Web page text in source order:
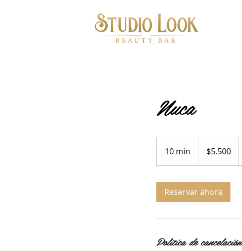
Nuca
10 min
0
m
i
chilenos
$5.500
Reservar ahora
Política de cancelación